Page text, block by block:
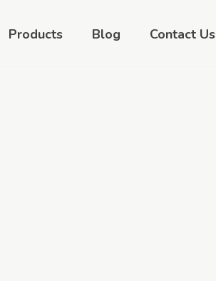
Products Blog Contact Us